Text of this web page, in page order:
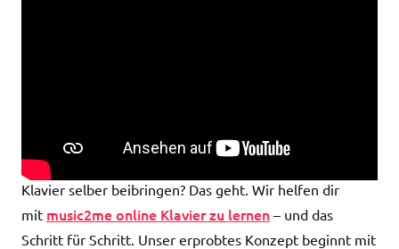
Klavier selber beibringen? Das geht. Wir helfen dir
mit music2me online Klavier zu lernen – und das
Schritt für Schritt. Unser erprobtes Konzept beginnt mit